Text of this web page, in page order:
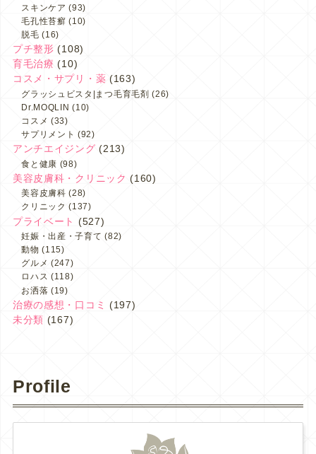
スキンケア (93)
毛孔性苔癬 (10)
脱毛 (16)
プチ整形 (108)
育毛治療 (10)
コスメ・サプリ・薬 (163)
グラッシュビスタ|まつ毛育毛剤 (26)
Dr.MOQLIN (10)
コスメ (33)
サプリメント (92)
アンチエイジング (213)
食と健康 (98)
美容皮膚科・クリニック (160)
美容皮膚科 (28)
クリニック (137)
プライベート (527)
妊娠・出産・子育て (82)
動物 (115)
グルメ (247)
ロハス (118)
お洒落 (19)
治療の感想・口コミ
(197)
未分類 (167)
Profile